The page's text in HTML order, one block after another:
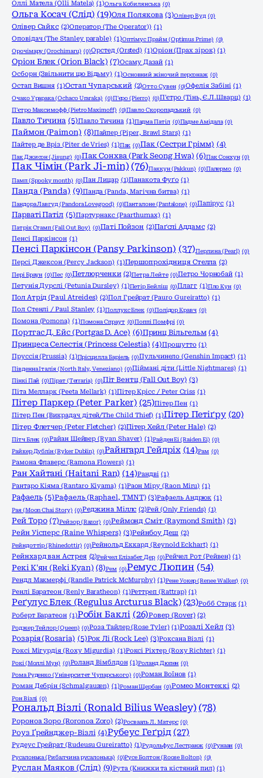
Оллі Матела (Olli Matela) (1)Ольга Кобилянська (0)
Ольга Косач (Слід) (19)Оля Полякова (3)Олівер Вуд (0)
Олівер Сайкс (2)Оператор (The Operator)) (1)
Оповідач (The Stanley parable) (1)Оптімус Прайм (Optimus Prime) (0)
Орочімару (Orochimaru) (0)Орстед (Orsted) (1)Оріон (Прах зірок) (1)
Оріон Блек (Orion Black) (7)Осаму Дазай (1)
Осборн (Звільнити цю Відьму) (1)Основний жіночий персонаж (0)
Остап Вишня (1)Остап Чупарський (2)Отто Сувен (0)Офелія Забіні (1)
Очако Урарака (Ochaco Uraraka) (0)П'єро (Pierro) (0)П'єтро (Тінь, Є.Л.Шварц) (1)
П'єтро Максимофф (Pietro Maximoff) (0)Павло Скоропадський (0)
Павло Тичина (5)Павло Тичина (1)Падма Патіл (0)Падме Амідала (0)
Паймон (Paimon) (8)Пайпер (Piper, Brawl Stars) (1)
Пайтер де Вріз (Piter de Vries) (1)Пак (0)Пак (Сестри Грімм) (4)
Пак Джисон (Jisung) (0)Пак Сонхва (Park Seong Hwa) (6)Пак Сонхун (0)
Пак Чімін (Park Ji-min) (76)Паккун (Pakkun) (0)Палермо (0)
Памп (Spooky month) (0)Пан Лицар (1)Панакота Фуґо (1)
Панда (Panda) (9)Панда (Panda, Магічна битва) (1)
Пандора Лавгуд (Pandora Lovegood) (0)Панталоне (Pantalone) (0)Папірус (1)
Парваті Патіл (5)Партурнакс (Paarthurnax) (1)
Патрік Стамп (Fall Out Boy) (0)Паті Пойзон (2)Паґслі Аддамс (2)
Пенсі Паркінсон (1)
Пенсі Паркінсон (Pansy Parkinson) (37)Перлина (Pearl) (0)
Персі Джексон (Percy Jackson) (1)Першопрохідниця Стелла (2)
Пері Браун (0)Пес (0)Петлюрченки (2)Петра Лейте (0)Петро Чорнобай (1)
Петунія Дурслі (Petunia Dursley) (1)Петір Бейліш (0)Плагг (1)Пло Кун (0)
Пол Атрід (Paul Atreides) (2)Пол Грейрат (Pauro Gureiratto) (1)
Пол Стенлі / Paul Stanley (1)Поллукс Блек (0)Полідор Кравч (0)
Помона (Pomona) (1)Помона Спраут (0)Поппі Помфрі (0)
Портгас Д. Ейс (Portgas D. Ace) (6)Принц Вільгельм (4)
Принцеса Селестія (Princess Celestia) (4)Прошутто (1)
Пруссія (Prussia) (1)Прісцилла Баріель (0)Пульчинело (Genshin Impact) (1)
Південна Італія (North Italy, Veneziano) (0)Піймані діти (Little Nightmares) (1)
Пінкі Пай (0)Пірат (Terraria) (0)Піт Вентц (Fall Out Boy) (3)
Піта Мелларк (Peeta Mellark) (1)Пітер Крісс / Peter Criss (1)
Пітер Паркер (Peter Parker) (25)Пітер Пен (1)
Пітер Пен (Викрадач дітей/The Child Thief) (1)Пітер Петіґру (20)
Пітер Флетчер (Peter Fletcher) (2)Пітер Хейл (Peter Hale) (2)
Пітч Блек (0)Райан Шейвер (Ryan Shaver) (1)Райден Еі (Raiden Ei) (0)
Райкер Дублін (Ryker Dublin) (0)Райнгард Гейдріх (14)Рам (0)
Рамона Флаверс (Ramona Flowers) (1)
Ран Хайтані (Haitani Ran) (14)Рандві (1)
Рантаро Кіяма (Rantaro Kiyama) (1)Раон Міру (Raon Miru) (1)
Рафаель (5)Рафаель (Raphael, TMNT) (3)Рафаель Андрюк (1)
Рая (Moon Chai Story) (0)Реджина Міллс (2)Рей (Only Friends) (1)
Рей Торо (7)Рейзор (Razor) (0)Реймонд Сміт (Raymond Smith) (3)
Рейн Уісперс (Raine Whispers) (3)Рейнбоу Деш (2)
Рейндоттір (Rhinedottir) (0)Рейнольд Еккард (Reynold Eckhart) (1)
Рейнхард ван Астрея (2)Рейчел Елізабет Дер (0)Рейчел Рот (Рейвен) (1)
Рекі К'ян (Reki Kyan) (8)Рем (0)Ремус Люпин (54)
Рендл Макмерфі (Randle Patrick McMurphy) (1)Рене Уокер (Renee Walker) (0)
Ренлі Баратеон (Renly Baratheon) (1)Реттреп (Rattrap) (1)
Реґулус Блек (Regulus Arcturus Black) (23)Робб Старк (1)
Роберт Баратеон (1)Робін Баклі (26)Ровер (Rover) (2)
Роджер Тейлор (Queen) (0)Роза Тайлер (Rose Tyler) (1)Розалі Хейл (3)
Розарія (Rosaria) (5)Рок Лі (Rock Lee) (3)Роксана Візлі (1)
Роксі Мігурдія (Roxy Migurdia) (1)Роксі Ріхтер (Roxy Richter) (1)
Рокі (Моллі Мун) (0)Роланд Вімблдон (1)Роланд Дюпен (0)
Рома Руденко (Університет Чупарського) (0)Роман Воїнов (1)
Роман Дебрін (Schmalgauzen) (1)Роман Щербан (0)Ромео Монтеккі (2)
Рон Візлі (0)
Рональд Візлі (Ronald Bilius Weasley) (78)
Ророноа Зоро (Roronoa Zoro) (2)Росвааль Л. Матерс (0)
Роуз Ґрейнджер-Візлі (4)Рубеус Геґрід (27)
Рудеус Грейрат (Rudeusu Gureiratto) (1)Рудольфус Лестранж (0)Рунаан (0)
Русалонька (Рибалчина русалонька) (0)Русе Болтон (Roose Bolton) (0)
Руслан Маяков (Слід) (9)Рута (Книжки та кістяний пил) (1)